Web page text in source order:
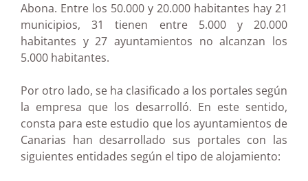
Abona. Entre los 50.000 y 20.000 habitantes hay 21
municipios, 31 tienen entre 5.000 y 20.000
habitantes y 27 ayuntamientos no alcanzan los
5.000 habitantes.
Por otro lado, se ha clasificado a los portales según
la empresa que los desarrolló. En este sentido,
consta para este estudio que los ayuntamientos de
Canarias han desarrollado sus portales con las
siguientes entidades según el tipo de alojamiento: